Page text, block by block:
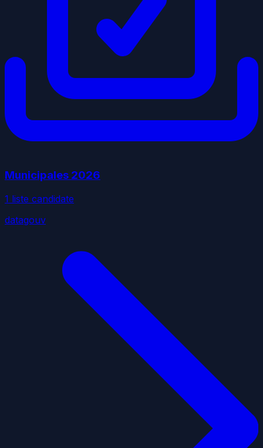
Municipales 2026
1 liste candidate
datagouv